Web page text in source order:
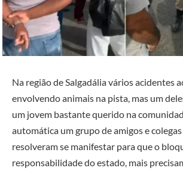
Na região de Salgadália vários acidentes
envolvendo animais na pista, mas um
um jovem bastante querido na
automática um grupo de amigos e
resolveram se manifestar para que o
responsabilidade do estado, mais